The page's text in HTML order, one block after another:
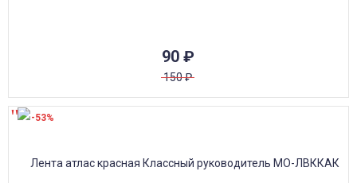
90 ₽
150₽
-53%